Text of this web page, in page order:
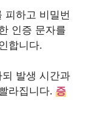
피하고 비밀번
인증 문자를
합니다.
발생 시간과
라집니다. 증